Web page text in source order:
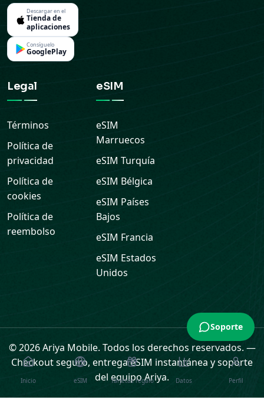
Descargar en el
Tienda de
aplicaciones
Consíguelo
GooglePlay
Legal
Términos
Política de
privacidad
Política de
cookies
Política de
reembolso
eSIM
eSIM
Marruecos
eSIMTurquía
eSIM Bélgica
eSIM Países
Bajos
eSIM Francia
eSIM Estados
Unidos
© 2026 Ariya Mobile. Todos los derechos reservados. —
Checkout seguro, entrega eSIM instantánea y soporte
del equipo Ariya.
Inicio eSIM Tarjetas regalo Datos Perfil
Soporte